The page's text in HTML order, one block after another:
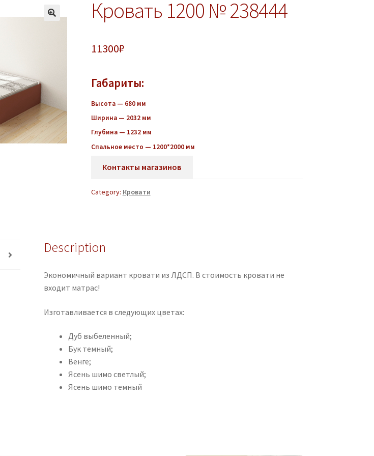
Кровать 1200 № 238444
11300₽
Габариты:
Высота — 680 мм
Ширина — 2032 мм
Глубина — 1232 мм
Спальное место — 1200*2000 мм
Контакты магазинов
Category: Кровати
Description
Экономичный вариант кровати из ЛДСП. В стоимость кровати не
входит матрас!
Изготавливается в следующих цветах:
Дуб выбеленный;
Бук темный;
Венге;
Ясень шимо светлый;
Ясень шимо темный